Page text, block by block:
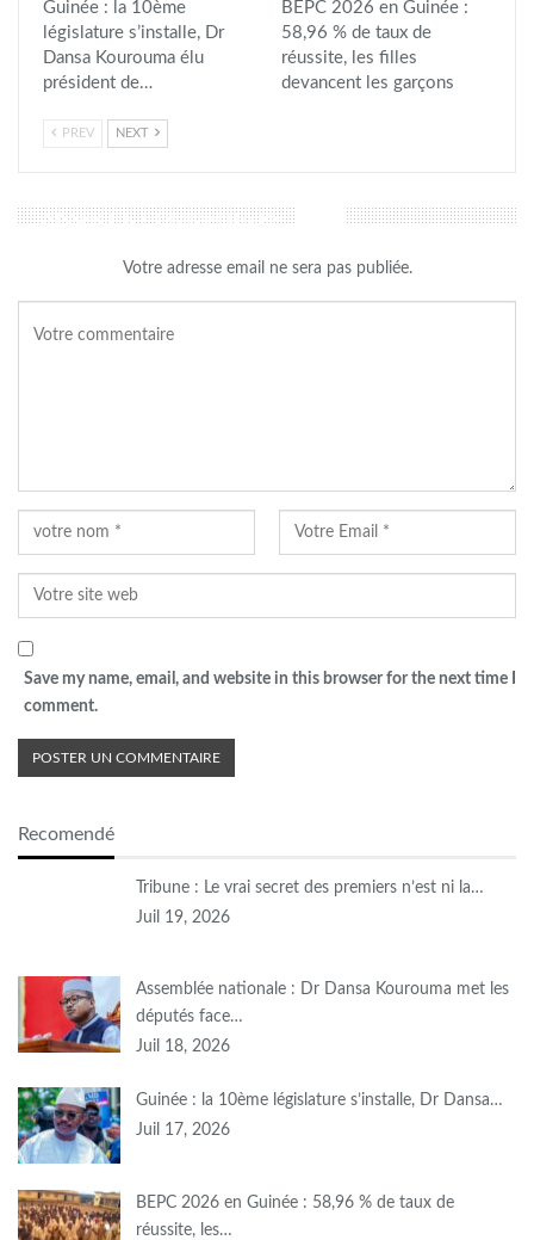
Guinée : la 10ème
législature s’installe, Dr
Dansa Kourouma élu
président de…
BEPC 2026 en Guinée :
58,96 % de taux de
réussite, les filles
devancent les garçons
PREV NEXT
LAISSER UN COMMENTAIRE
Votre adresse email ne sera pas publiée.
Save my name, email, and website in this browser for the next time I
comment.
Recomendé
Tribune : Le vrai secret des premiers n’est ni la…
Juil 19, 2026
Assemblée nationale : Dr Dansa Kourouma met les
députés face…
Juil 18, 2026
Guinée : la 10ème législature s’installe, Dr Dansa…
Juil 17, 2026
BEPC 2026 en Guinée : 58,96 % de taux de
réussite, les…